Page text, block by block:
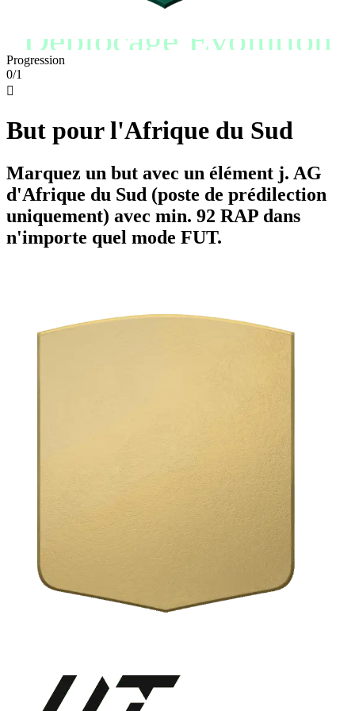
Déblocage Évolution
Progression
0/1

But pour l'Afrique du Sud
Marquez un but avec un élément j. AG
d'Afrique du Sud (poste de prédilection
uniquement) avec min. 92 RAP dans
n'importe quel mode FUT.